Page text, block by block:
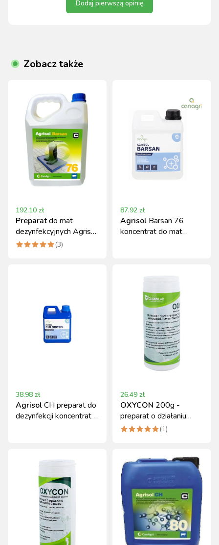
Dodaj pierwszą opinię
Zobacz także
192.10 zł
Preparatdo mat
dezynfekcyjnych Agrisol
Barsan 76, koncentrat 5
(3)
87.92 zł
Agrisol Barsan 76
koncentrat do mat
38.98 zł
AgrisolCH preparat do
dezynfekcji koncentrat 2
26.49 zł
OXYCON 200g -
preparat o działaniu
wirusobójczym i
(1)